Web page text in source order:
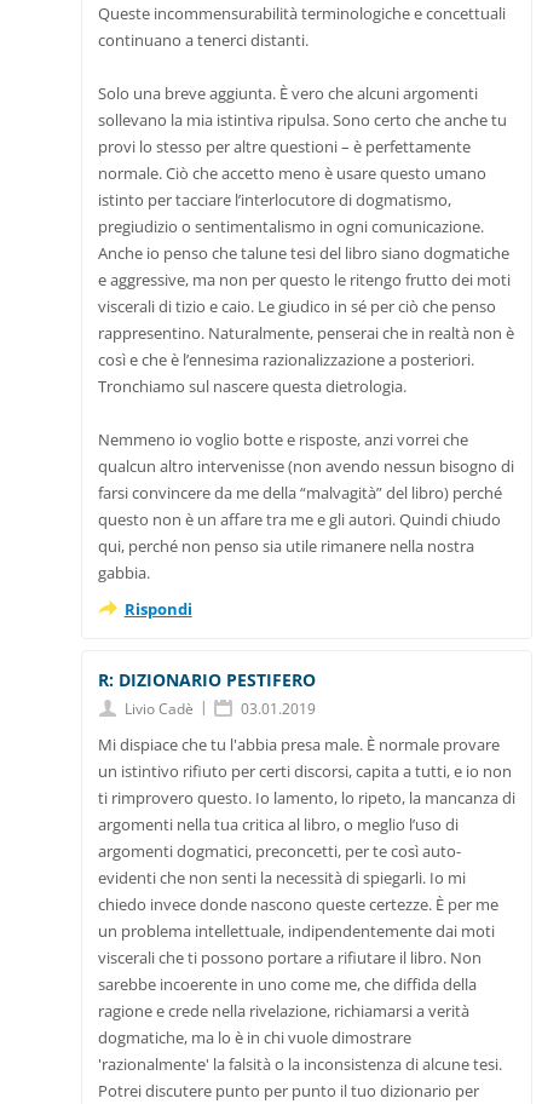
Queste incommensurabilità terminologiche e concettuali
continuano a tenerci distanti.
Solo una breve aggiunta. È vero che alcuni argomenti
sollevano la mia istintiva ripulsa. Sono certo che anche tu
provi lo stesso per altre questioni – è perfettamente
normale. Ciò che accetto meno è usare questo umano
istinto per tacciare l’interlocutore di dogmatismo,
pregiudizio o sentimentalismo in ogni comunicazione.
Anche io penso che talune tesi del libro siano dogmatiche
e aggressive, ma non per questo le ritengo frutto dei moti
viscerali di tizio e caio. Le giudico in sé per ciò che penso
rappresentino. Naturalmente, penserai che in realtà non è
così e che è l’ennesima razionalizzazione a posteriori.
Tronchiamo sul nascere questa dietrologia.
Nemmeno io voglio botte e risposte, anzi vorrei che
qualcun altro intervenisse (non avendo nessun bisogno di
farsi convincere da me della “malvagità” del libro) perché
questo non è un affare tra me e gli autori. Quindi chiudo
qui, perché non penso sia utile rimanere nella nostra
gabbia.
Rispondi
R: DIZIONARIO PESTIFERO
Livio Cadè | 03.01.2019
Mi dispiace che tu l'abbia presa male. È normale provare
un istintivo rifiuto per certi discorsi, capita a tutti, e io non
ti rimprovero questo. Io lamento, lo ripeto, la mancanza di
argomenti nella tua critica al libro, o meglio l’uso di
argomenti dogmatici, preconcetti, per te così auto-
evidenti che non senti la necessità di spiegarli. Io mi
chiedo invece donde nascono queste certezze. È per me
un problema intellettuale, indipendentemente dai moti
viscerali che ti possono portare a rifiutare il libro. Non
sarebbe incoerente in uno come me, che diffida della
ragione e crede nella rivelazione, richiamarsi a verità
dogmatiche, ma lo è in chi vuole dimostrare
'razionalmente' la falsità o la inconsistenza di alcune tesi.
Potrei discutere punto per punto il tuo dizionario per